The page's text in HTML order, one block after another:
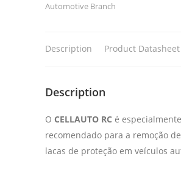
Automotive Branch
Description Product Datasheet
Description
O CELLAUTO RC é especialmente
recomendado para a remoção
lacas de proteção em veículos